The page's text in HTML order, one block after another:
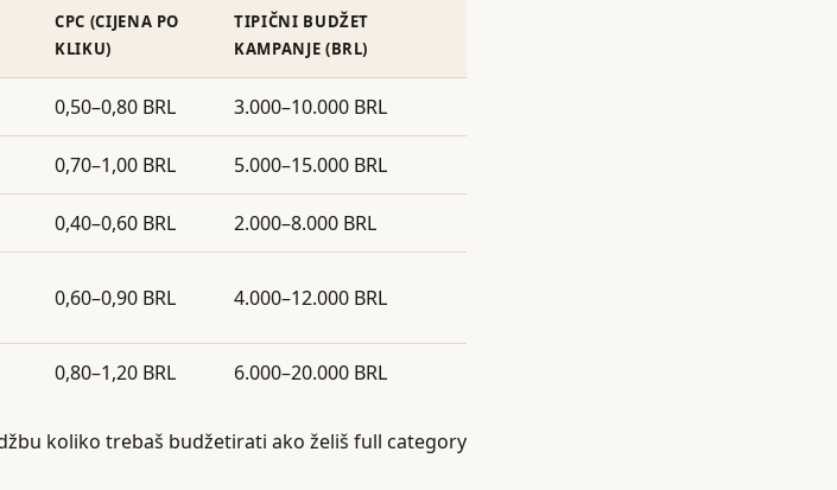
CPC (CIJENA PO
KLIKU)
TIPIČNI BUDŽET
KAMPANJE (BRL)
0,50–0,80 BRL 3.000–10.000 BRL
0,70–1,00 BRL 5.000–15.000 BRL
0,40–0,60 BRL 2.000–8.000 BRL
0,60–0,90 BRL 4.000–12.000 BRL
0,80–1,20 BRL 6.000–20.000 BRL
koliko trebaš budžetirati ako želiš full category